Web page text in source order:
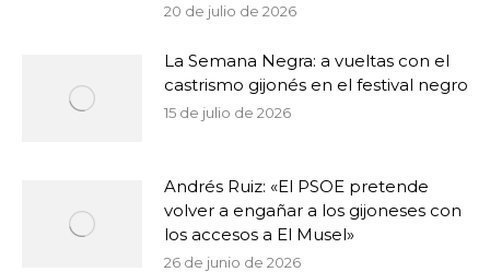
20 de julio de 2026
La Semana Negra: a vueltas con el
castrismo gijonés en el festival negro
15 de julio de 2026
Andrés Ruiz: «El PSOE pretende
volver a engañar a los gijoneses con
los accesos a El Musel»
26 de junio de 2026